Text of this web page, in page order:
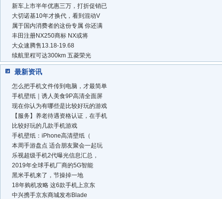
新车上市半年优惠三万，打折促销已
大切诺基10年才换代，看到混动V
属于国内消费者的这份专属 你还满
丰田注册NX250商标 NX或将
大众速腾售13.18-19.68
续航里程可达300km 五菱荣光
最新资讯
怎么把手机文件传到电脑，才最简单
手机壁纸｜诱人美食9P高清全面屏
现在你认为有哪些是比较好玩的游戏
【服务】养老待遇资格认证，在手机
比较好玩的几款手机游戏
手机壁纸：iPhone高清壁纸（
本周手游盘点 适合朋友聚会一起玩
乐视超级手机2代曝光信息汇总，
2019年全球手机厂商的5G智能
黑米手机来了，节操掉一地
18年购机攻略 这6款手机上京东
中兴携手京东商城发布Blade